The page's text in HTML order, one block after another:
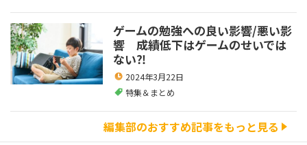
ゲームの勉強への良い影響/悪い影
響 成績低下はゲームのせいでは
ない⁈
2024年3月22日
特集＆まとめ
編集部のおすすめ記事をもっと見る